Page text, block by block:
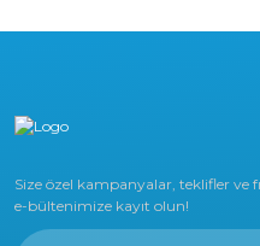
Size özel kampanyalar, teklifler ve
e-bültenimize kayıt olun!